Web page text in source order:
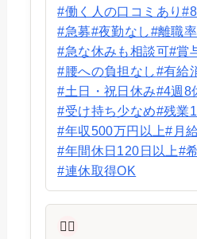
#働く人の口コミあり
#急募#夜勤なし#離職
#急な休みも相談可#賞
#腰への負担なし#有給
#土日・祝日休み#4週8
#受け持ち少なめ#残業
#年収500万円以上#月
#年間休日120日以上#
#連休取得OK
👩‍⚕️